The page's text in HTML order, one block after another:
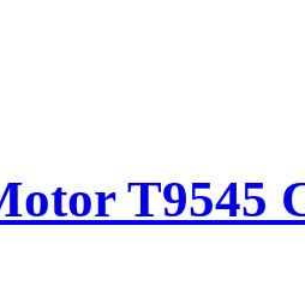
T9545